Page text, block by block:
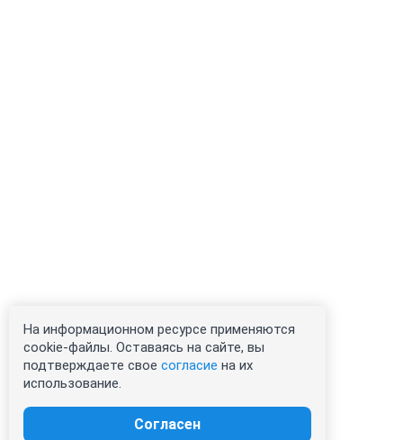
На информационном ресурсе применяются
cookie-файлы. Оставаясь на сайте, вы
подтверждаете свое согласие на их
использование.
Согласен